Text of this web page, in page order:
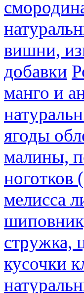
вишни,
добавки
манго и
ягоды
малины,
ноготков
мелисса
стружка,
кусочки